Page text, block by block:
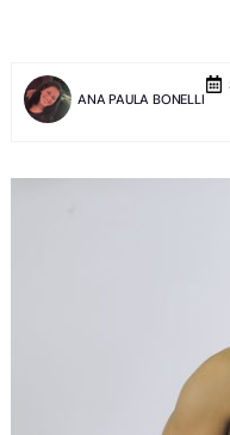
ANA PAULA BONELLI